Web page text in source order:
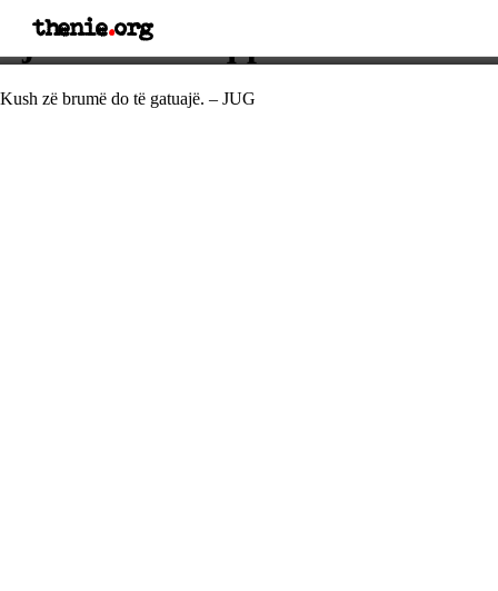
thenie.org
Fjalë e urtë shqiptare
Kush zë brumë do të gatuajë. – JUG